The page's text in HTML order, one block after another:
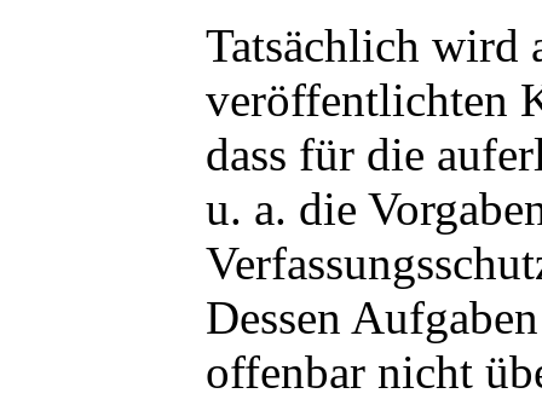
Tatsächlich wird
veröffentlichten
dass für die
u. a. die
Dessen
offenbar nicht